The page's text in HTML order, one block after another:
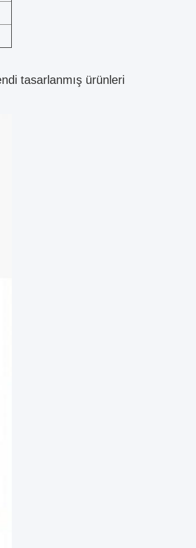
tasarlanmış ürünleri